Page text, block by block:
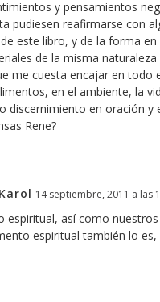
y pensamientos
pudiesen reafirmarse con
este libro, y de la forma
de la misma
me cuesta encajar en todo
en el ambiente, la
discernimiento en oración
Rene?
Karol 14 septiembre, 2011 a las
espiritual, así como
espiritual también lo